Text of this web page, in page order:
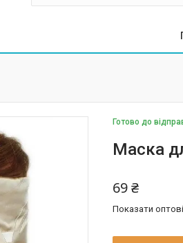
Готово до
Маска
69 ₴
Показати оптові